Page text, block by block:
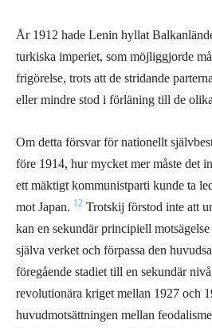
År 1912 hade Lenin hyllat
turkiska imperiet, som möjliggjorde
frigörelse, trots att de stridande
eller mindre stod i förläning till de
Om detta försvar för nationellt
före 1914, hur mycket mer måste det
ett mäktigt kommunistparti kunde ta
mot Japan. 12 Trotskij förstod inte att
kan en sekundär principiell
själva verket och förpassa den
föregående stadiet till en sekundär
revolutionära kriget mellan 1927 och
huvudmotsättningen mellan